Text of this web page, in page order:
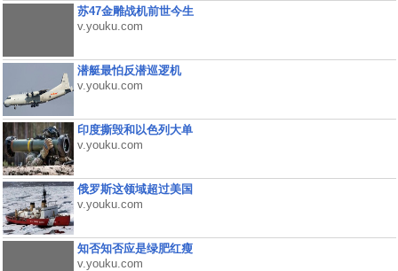
苏47金雕战机前世今生
v.youku.com
潜艇最怕反潜巡逻机
v.youku.com
印度撕毁和以色列大单
v.youku.com
俄罗斯这领域超过美国
v.youku.com
知否知否应是绿肥红瘦
v.youku.com